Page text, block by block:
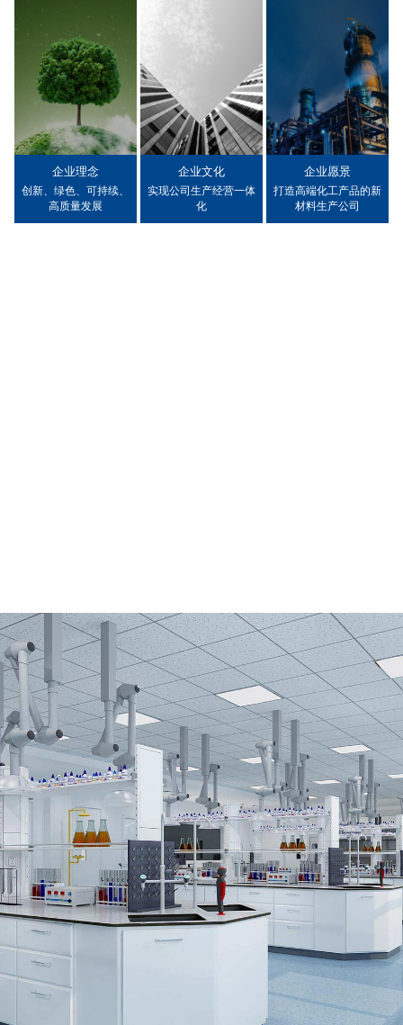
企业理念
创新、绿色、可持续、
高质量发展
企业文化
实现公司生产经营一体
化
企业愿景
打造高端化工产品的新
材料生产公司
技术实力
公司拥有专业技术人员20人，
其中高级技术人员5人，并配有
自主研发实验室。
区位优势
利用好营口的区位优势，依托港
口和储备的土地，打造多种高端
化工产品并重的化工新材料生产
公司。
有色金属销售
铝型材、铝棒、铝锭等有色金属
销售。辐射全国各地区，主要为
广东省、山东省、湖北省、河北
研发能力
与中国科学院大连化学物理研究
所达成战略合作伙伴，加大公司
研发能力，增强公司在市场的竞
争力。